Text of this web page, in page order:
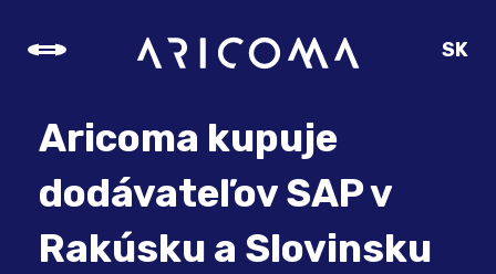
SK
Aricoma kupuje
dodávateľov SAP v
Rakúsku a Slovinsku